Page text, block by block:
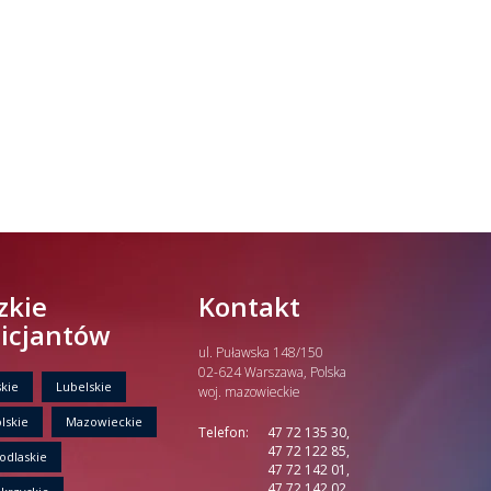
Lubelskie
Mazowieckie
Kontakt
ul. Puławska 148/150
02-624 Warszawa, Polska
woj. mazowieckie
Telefon:
47 72 135 30,
47 72 122 85,
47 72 142 01,